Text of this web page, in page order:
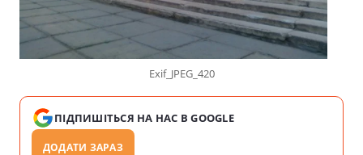
Exif_JPEG_420
ПІДПИШІТЬСЯ НА НАС В GOOGLE
ДОДАТИ ЗАРАЗ